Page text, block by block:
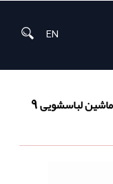
EN
ماشین لباسشویی 9